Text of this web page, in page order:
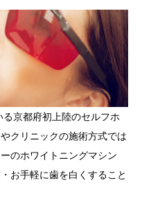
る京都府初上陸のセルフホ
クリニックの施術方式では
のホワイトニングマシン
お手軽に歯を白くすること